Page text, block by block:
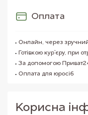
Оплата
Онлайн, через
Готівкою кур`єру, при
За допомогою
Оплата для юросіб
Корисна